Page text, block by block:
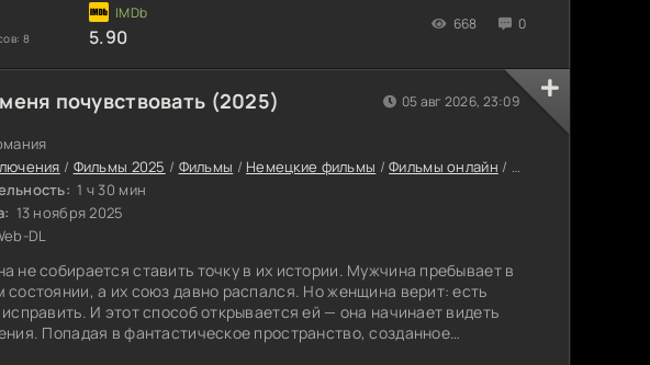
8 5.90
668 0
почувствовать (2025)
/ Фильмы 2025 / Фильмы / Немецкие фильмы /Фильмы онлайн / Последние
1 ч 30 мин
13 ноября 2025
DL
не собирается ставить точку в их истории. Мужчина пребывает в
состоянии, а их союз давно распался. Но женщина верит: есть
И этот способ открывается ей — она начинает видеть
Попадая в фантастическое пространство, созданное
05 авг 2026, 23:09